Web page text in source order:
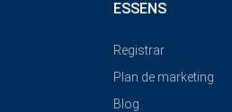
ESSENS
Registrar
Plan de marketing
Blog